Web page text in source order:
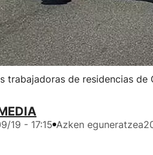
trabajadoras de residencias de
19 - 17:15 Azken eguneratzea